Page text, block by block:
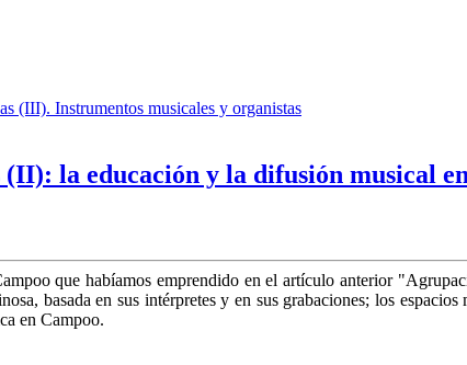
(III). Instrumentos musicales y organistas
la educación y la difusión musical
que habíamos emprendido en el artículo an­terior
basada en sus intérpretes y en sus grabaciones; los
en Campoo.